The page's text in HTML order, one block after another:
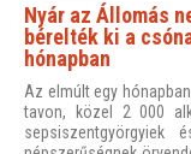
Nyár az Állomás
bérelték ki a
hónapban
Az elmúlt egy
tavon, közel 2 000